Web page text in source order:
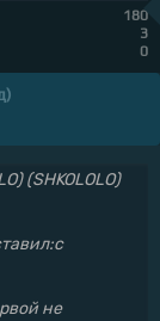
180
3
0
(SHKOLOLO)
не